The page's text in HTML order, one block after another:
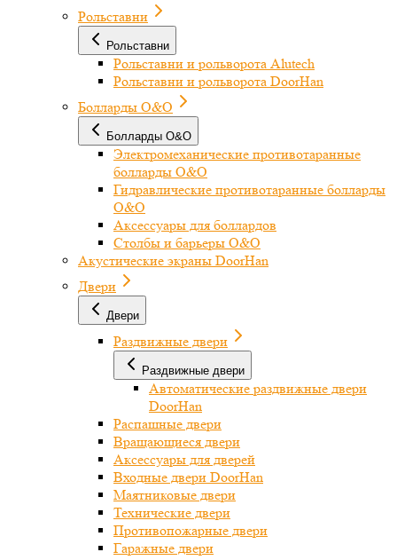
Рольставни
Рольставни
Рольставни и рольворота Alutech
Рольставни и рольворота DoorHan
Болларды O&O
Болларды O&O
Электромеханические противотаранные
болларды O&O
Гидравлические противотаранные болларды
O&O
Аксессуары для боллардов
Столбы и барьеры O&O
Акустические экраны DoorHan
Двери
Двери
Раздвижные двери
Раздвижные двери
Автоматические раздвижные двери
DoorHan
Распашные двери
Вращающиеся двери
Аксессуары для дверей
Входные двери DoorHan
Маятниковые двери
Технические двери
Противопожарные двери
Гаражные двери